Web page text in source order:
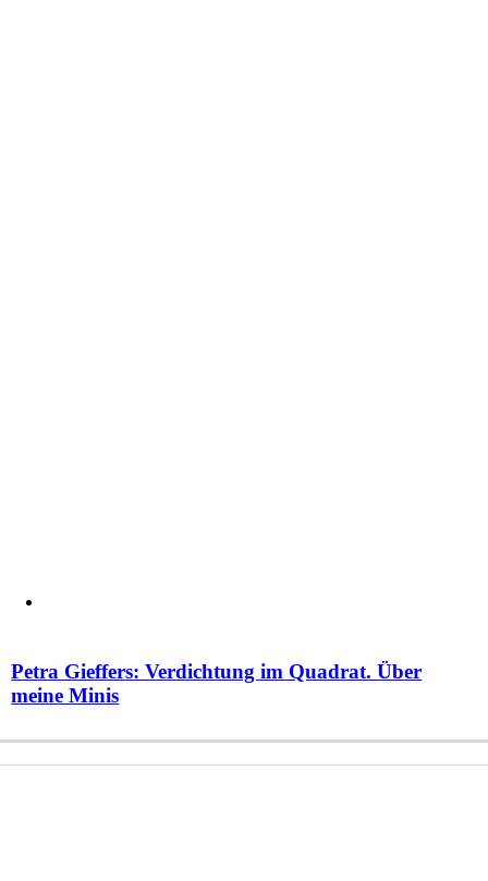
Petra Gieffers: Verdichtung im Quadrat. Über
meine Minis